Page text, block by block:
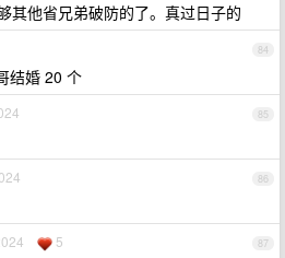
其他省兄弟破防的了。真过日子的
84
结婚 20 个
85
86
87
5